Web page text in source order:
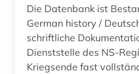
todesmarsch (1)
toter (1)
verbrechensopfer (2)
Die Datenbank ist
German history /
schriftliche
Dienststelle des NS-
Kriegsende fast